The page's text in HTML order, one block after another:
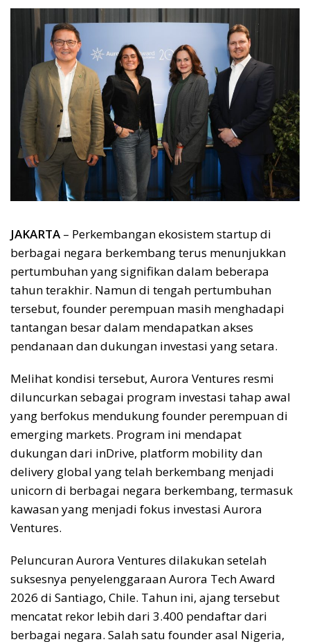
JAKARTA – Perkembangan ekosistem startup di
berbagai negara berkembang terus menunjukkan
pertumbuhan yang signifikan dalam beberapa
tahun terakhir. Namun di tengah pertumbuhan
tersebut, founder perempuan masih menghadapi
tantangan besar dalam mendapatkan akses
pendanaan dan dukungan investasi yang setara.
Melihat kondisi tersebut, Aurora Ventures resmi
diluncurkan sebagai program investasi tahap awal
yang berfokus mendukung founder perempuan di
emerging markets. Program ini mendapat
dukungan dari inDrive, platform mobility dan
delivery global yang telah berkembang menjadi
unicorn di berbagai negara berkembang, termasuk
kawasan yang menjadi fokus investasi Aurora
Ventures.
Peluncuran Aurora Ventures dilakukan setelah
suksesnya penyelenggaraan Aurora Tech Award
2026 di Santiago, Chile. Tahun ini, ajang tersebut
mencatat rekor lebih dari 3.400 pendaftar dari
berbagai negara. Salah satu founder asal Nigeria,